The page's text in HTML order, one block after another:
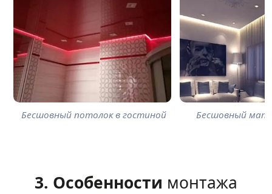
Бесшовный потолок в гостиной Бесшовный
3. Особенности монтажа